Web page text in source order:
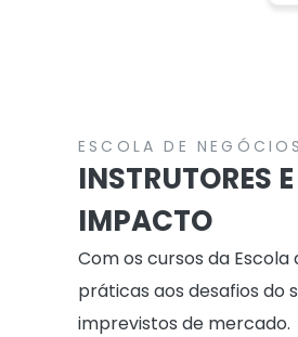
ESCOLA DE NEGÓCIOS
INSTRUTORES
IMPACTO
Com os cursos da
práticas aos desafios do
imprevistos de mercado.